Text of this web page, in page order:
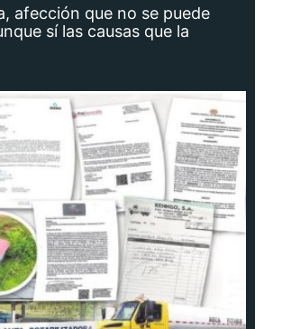
afección que no se puede
sí las causas que la